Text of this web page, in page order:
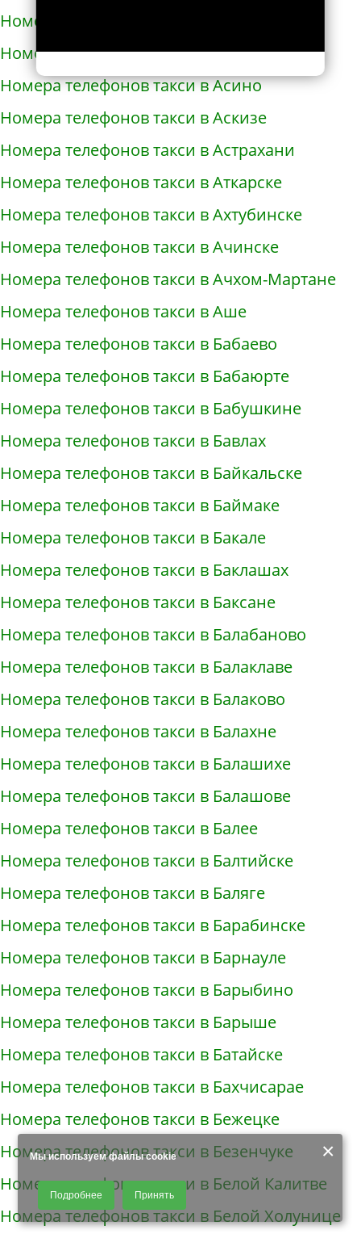
×
Мы используем файлы cookie
Продолжая использовать наш сайт, Вы даете согласие на обработку
файлов - COOKIES, пользовательских данных (файлы-cookies, IP-адрес,
данные об идентификаторе браузера, дата и время осуществления
доступа к сайту, история поисковых запросов) для сбора аналитической и
Подробнее Принять
Номера телефонов такси в Архангельске
Номера телефонов такси в Асбесте
Номера телефонов такси в Асино
Номера телефонов такси в Аскизе
Номера телефонов такси в Астрахани
Номера телефонов такси в Аткарске
Номера телефонов такси в Ахтубинске
Номера телефонов такси в Ачинске
Номера телефонов такси в Ачхом-Мартане
Номера телефонов такси в Аше
Номера телефонов такси в Бабаево
Номера телефонов такси в Бабаюрте
Номера телефонов такси в Бабушкине
Номера телефонов такси в Бавлах
Номера телефонов такси в Байкальске
Номера телефонов такси в Баймаке
Номера телефонов такси в Бакале
Номера телефонов такси в Баклашах
Номера телефонов такси в Баксане
Номера телефонов такси в Балабаново
Номера телефонов такси в Балаклаве
Номера телефонов такси в Балаково
Номера телефонов такси в Балахне
Номера телефонов такси в Балашихе
Номера телефонов такси в Балашове
Номера телефонов такси в Балее
Номера телефонов такси в Балтийске
Номера телефонов такси в Баляге
Номера телефонов такси в Барабинске
Номера телефонов такси в Барнауле
Номера телефонов такси в Барыбино
Номера телефонов такси в Барыше
Номера телефонов такси в Батайске
Номера телефонов такси в Бахчисарае
Номера телефонов такси в Бежецке
Номера телефонов такси в Безенчуке
Номера телефонов такси в Белой Калитве
Номера телефонов такси в Белой Холунице